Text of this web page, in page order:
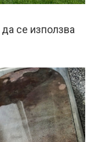
се използва